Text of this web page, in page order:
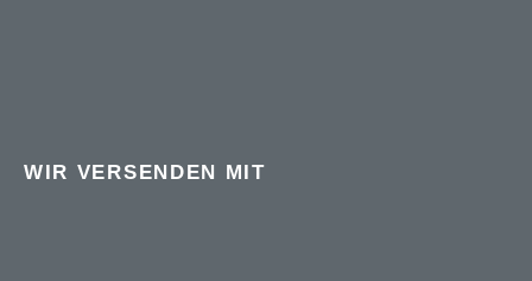
WIR VERSENDEN MIT
PREIS